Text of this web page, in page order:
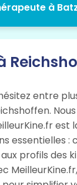
à
entre
essentielles
profils des